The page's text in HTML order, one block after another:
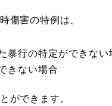
傷害の特例は、
暴行の特定ができない
きない場合
ができます。